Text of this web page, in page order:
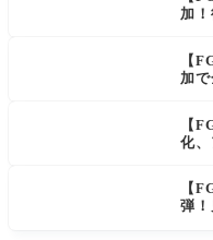
加
【
加
【
化
【
弾